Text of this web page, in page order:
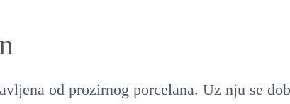
od prozirnog porcelana. Uz nju se